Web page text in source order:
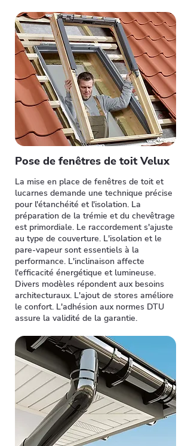
Pose de fenêtres de toit Velux
La mise en place de fenêtres de toit et
lucarnes demande une technique précise
pour l'étanchéité et l'isolation. La
préparation de la trémie et du chevêtrage
est primordiale. Le raccordement s'ajuste
au type de couverture. L'isolation et le
pare-vapeur sont essentiels à la
performance. L'inclinaison affecte
l'efficacité énergétique et lumineuse.
Divers modèles répondent aux besoins
architecturaux. L'ajout de stores améliore
le confort. L'adhésion aux normes DTU
assure la validité de la garantie.